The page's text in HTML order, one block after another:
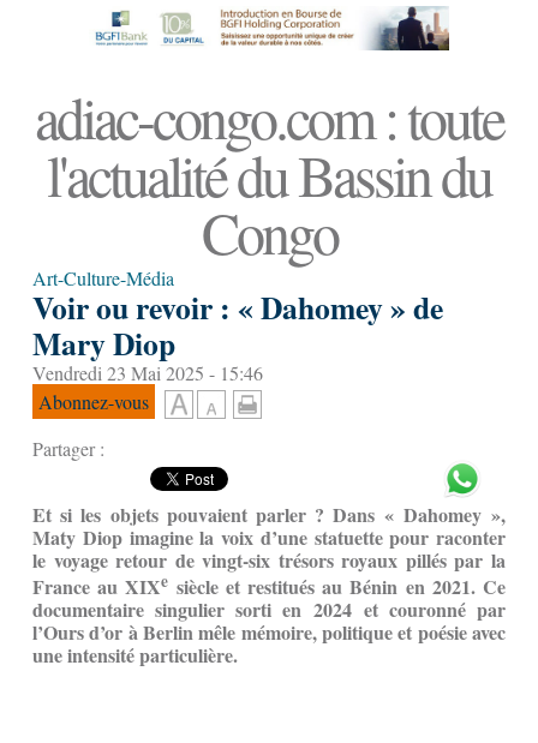
adiac-congo.com : toute
l'actualité du Bassin du
Congo
Art-Culture-Média
Voir ou revoir : « Dahomey » de
Mary Diop
Vendredi 23 Mai 2025 - 15:46
Abonnez-vous
Partager :
Et si les objets pouvaient parler ? Dans « Dahomey »,
Maty Diop imagine la voix d’une statuette pour raconter
le voyage retour de vingt-six trésors royaux pillés par la
France au XIXe siècle et restitués au Bénin en 2021. Ce
documentaire singulier sorti en 2024 et couronné par
l’Ours d’or à Berlin mêle mémoire, politique et poésie avec
une intensité particulière.